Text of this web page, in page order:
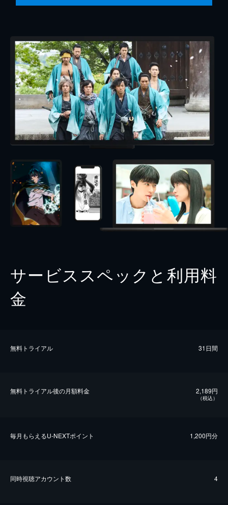
サービススペックと利用料
金
無料トライアル 31日間
無料トライアル後の⽉額料金 2,189円
（税込）
毎⽉もらえるU-NEXTポイント 1,200円分
同時視聴アカウント数 4